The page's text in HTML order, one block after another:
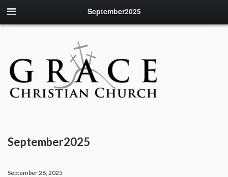
September2025
September2025
September 28, 2025